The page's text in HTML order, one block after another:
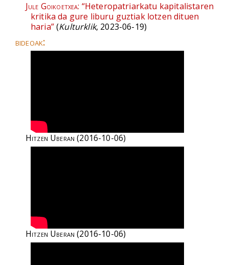
Jule Goikoetxea: “Heteropatriarkatu kapitalistaren
kritika da gure liburu guztiak lotzen dituen
haria”(Kulturklik, 2023-06-19)
bideoak:
Hitzen Uberan (2016-10-06)
Hitzen Uberan (2016-10-06)